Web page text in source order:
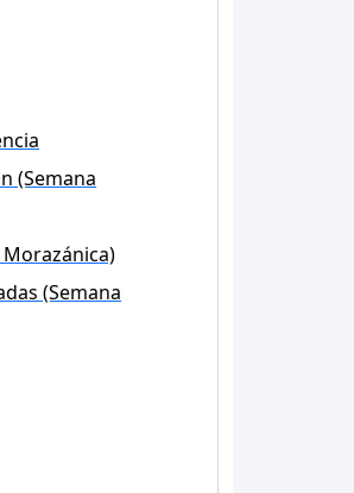
(Semana
Morazánica)
(Semana